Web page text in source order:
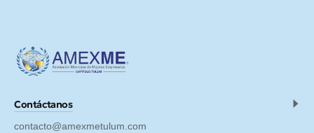
Contáctanos
contacto@amexmetulum.com